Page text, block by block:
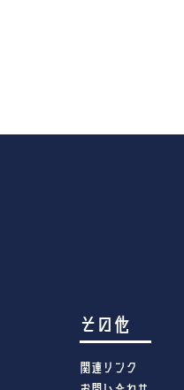
その他
関連リンク